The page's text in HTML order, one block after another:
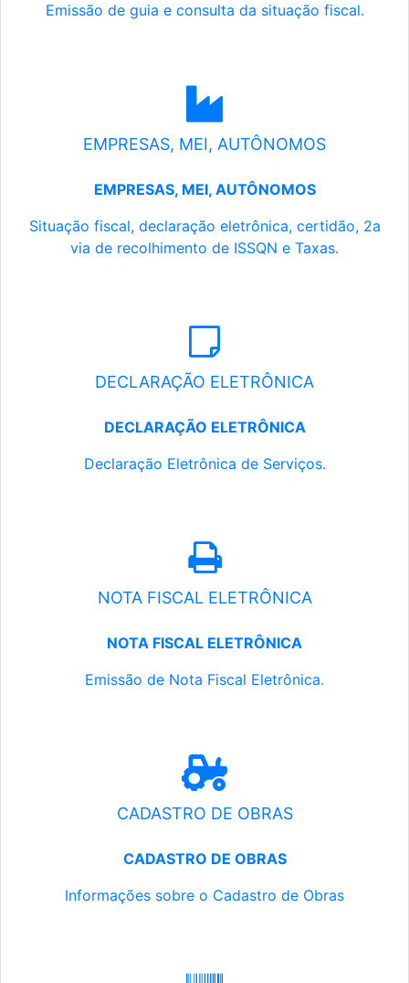
Emissão de guia e consulta da situação fiscal.
EMPRESAS, MEI, AUTÔNOMOS
EMPRESAS, MEI, AUTÔNOMOS
Situação fiscal, declaração eletrônica, certidão, 2a
via de recolhimento de ISSQN e Taxas.
DECLARAÇÃO ELETRÔNICA
DECLARAÇÃO ELETRÔNICA
Declaração Eletrônica de Serviços.
NOTA FISCAL ELETRÔNICA
NOTA FISCAL ELETRÔNICA
Emissão de Nota Fiscal Eletrônica.
CADASTRO DE OBRAS
CADASTRO DE OBRAS
Informações sobre o Cadastro de Obras